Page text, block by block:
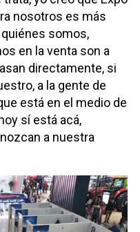
nosotros es más
somos,
en la venta son a
directamente, si
a la gente de
está en el medio de
sí está acá,
a nuestra